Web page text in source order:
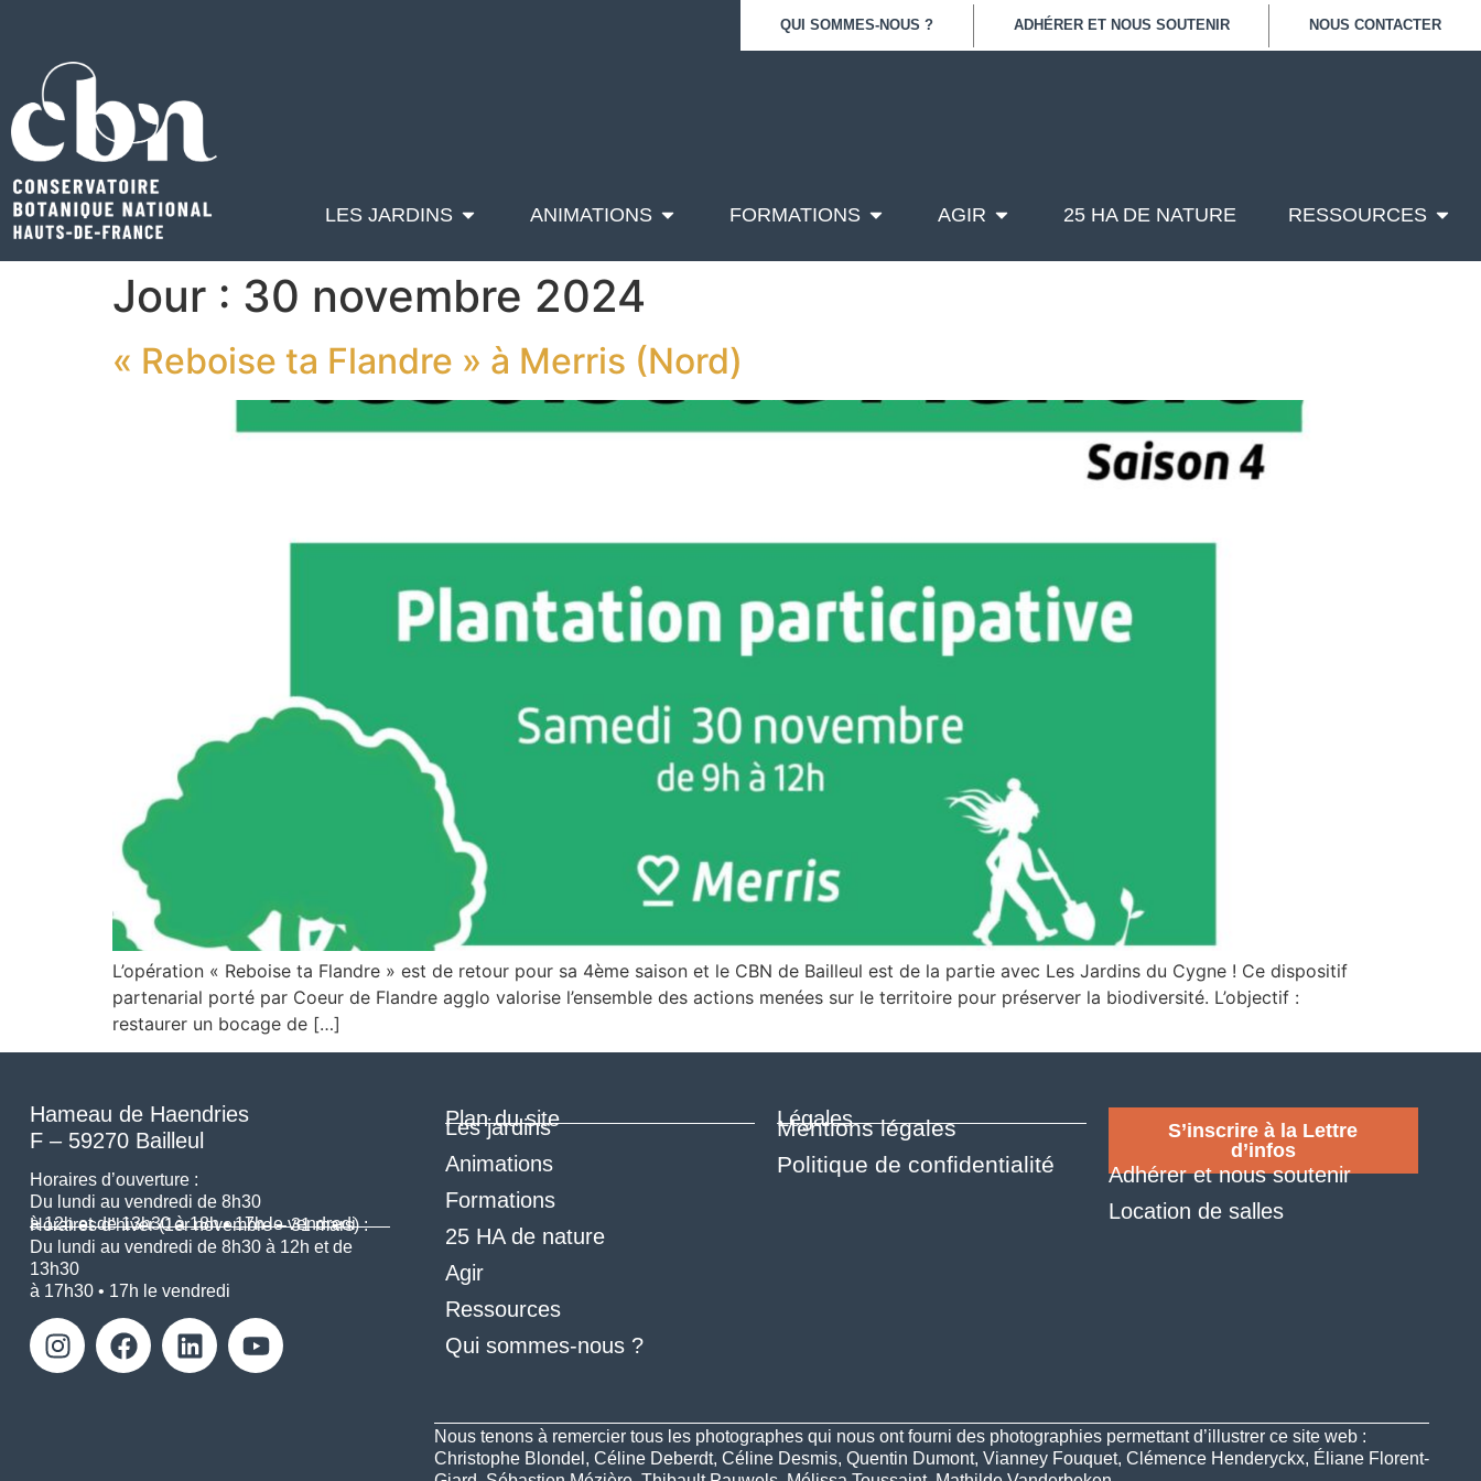
QUI SOMMES-NOUS ? ADHÉRER ET NOUS SOUTENIR NOUS CONTACTER
LES JARDINS ANIMATIONS FORMATIONS AGIR 25 HA DE NATURE RESSOURCES
Jour : 30 novembre 2024
« Reboise ta Flandre » à Merris (Nord)
L’opération « Reboise ta Flandre » est de retour pour sa 4ème saison et le CBN de Bailleul est de la partie avec Les Jardins du Cygne ! Ce dispositif
partenarial porté par Coeur de Flandre agglo valorise l’ensemble des actions menées sur le territoire pour préserver la biodiversité. L’objectif :
restaurer un bocage de […]
Hameau de Haendries
F – 59270 Bailleul
Horaires d’ouverture :
Du lundi au vendredi de 8h30
à 12h et de 13h30 à 18h • 17h le vendredi
Horaires d’hiver (1er novembre – 31 mars) :
Du lundi au vendredi de 8h30 à 12h et de
13h30
à 17h30 • 17h le vendredi
Plan du site
Les jardins
Animations
Formations
25 HA de nature
Agir
Ressources
Qui sommes-nous ?
Légales
Mentions légales
Politique de confidentialité
S’inscrire à la Lettre
d’infos
Adhérer et nous soutenir
Location de salles
Nous tenons à remercier tous les photographes qui nous ont fourni des photographies permettant d’illustrer ce site web :
Christophe Blondel, Céline Deberdt, Céline Desmis, Quentin Dumont, Vianney Fouquet, Clémence Henderyckx, Éliane Florent-